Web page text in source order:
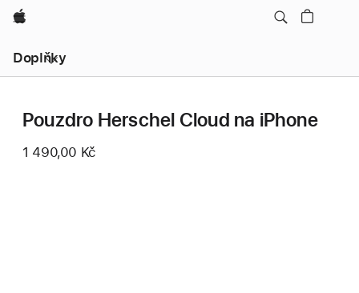
Apple
Doplňky
navigace
–
nabídku
Pouzdro Herschel Cloud na iPhone
1 490,00 Kč